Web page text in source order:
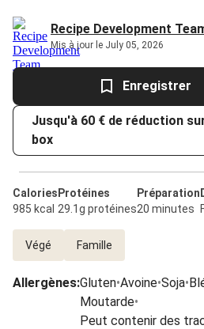
Recipe Development
Mis à jour le July 05, 2026
Enregistrer
Jusqu'à 60 € de réduction
box
Calories
985 kcal
Protéines
29.1g protéines
Préparation
20 minutes
Végé Famille
Allergènes:Gluten•Avoine•Soja•
Moutarde•
Peut contenir des